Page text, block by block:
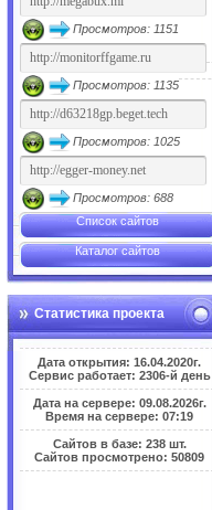
Просмотров: 1151
Просмотров: 1135
Просмотров: 1025
Просмотров: 688
Список сайтов
Каталог сайтов
Статистика проекта
Дата открытия: 16.04.2020г.
Сервис работает: 2306-й день
Дата на сервере: 09.08.2026г.
Время на сервере: 07:19
Сайтов в базе: 238 шт.
Сайтов просмотрено: 50809